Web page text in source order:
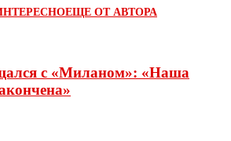
ЕЩЕ ОТ АВТОРА
с «Миланом»: «Наша